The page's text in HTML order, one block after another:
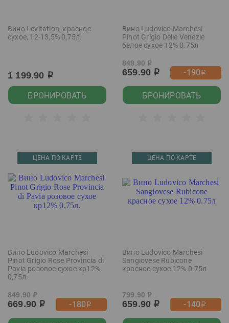
Вино Levitation, красное
сухое, 12-13,5% 0,75л.
1 199.90 р
БРОНИРОВАТЬ
Вино Ludovico Marchesi
Pinot Grigio Delle Venezie
белое сухое 12% 0.75л
849.90 р
659.90 р -190р
БРОНИРОВАТЬ
ЦЕНА ПО КАРТЕ
Вино Ludovico Marchesi
Pinot Grigio Rose Provincia di
Pavia розовое сухое кр12%
0,75л.
849.90 р
669.90 р -180р
ЦЕНА ПО КАРТЕ
Вино Ludovico Marchesi
Sangiovese Rubicone
красное сухое 12% 0.75л
799.90 р
659.90 р -140р